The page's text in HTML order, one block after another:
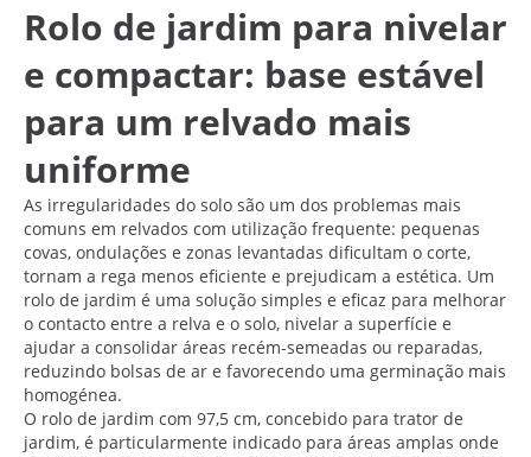
Rolo de jardim para nivelar
e compactar: base estável
para um relvado mais
uniforme
As irregularidades do solo são um dos problemas mais
comuns em relvados com utilização frequente: pequenas
covas, ondulações e zonas levantadas dificultam o corte,
tornam a rega menos eficiente e prejudicam a estética. Um
rolo de jardim é uma solução simples e eficaz para melhorar
o contacto entre a relva e o solo, nivelar a superfície e
ajudar a consolidar áreas recém-semeadas ou reparadas,
reduzindo bolsas de ar e favorecendo uma germinação mais
homogénea.
O rolo de jardim com 97,5 cm, concebido para trator de
jardim, é particularmente indicado para áreas amplas onde